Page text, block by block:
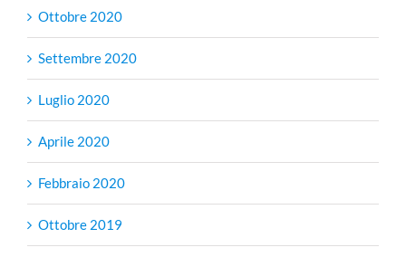
Ottobre 2020
Settembre 2020
Luglio 2020
Aprile 2020
Febbraio 2020
Ottobre 2019